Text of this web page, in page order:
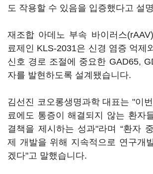
도 작용할 수 있음을 입증했다고 설
재조합 아데노 부속 바이러스
료제인 KLS-2031은 신경 염증 억제
신호 경로 조절에 중요한 GAD65,
자를 발현하도록 설계됐습니다.
김선진 코오롱생명과학 대표는 "이
료에도 통증이 해결되지 않는 환자
결책을 제시하는 성과"라며 “환자
제 개발을 위해 지속적으로 연구개
겠다"고 말했습니다.